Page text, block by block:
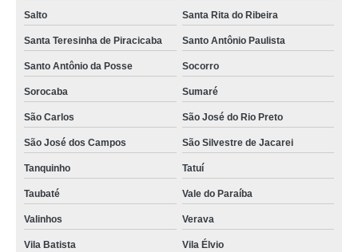
Salto Santa Rita do Ribeira
Santa Teresinha de Piracicaba Santo Antônio Paulista
Santo Antônio da Posse Socorro
Sorocaba Sumaré
São Carlos São José do Rio Preto
São José dos Campos São Silvestre de Jacarei
Tanquinho Tatuí
Taubaté Vale do Paraíba
Valinhos Verava
Vila Batista Vila Élvio